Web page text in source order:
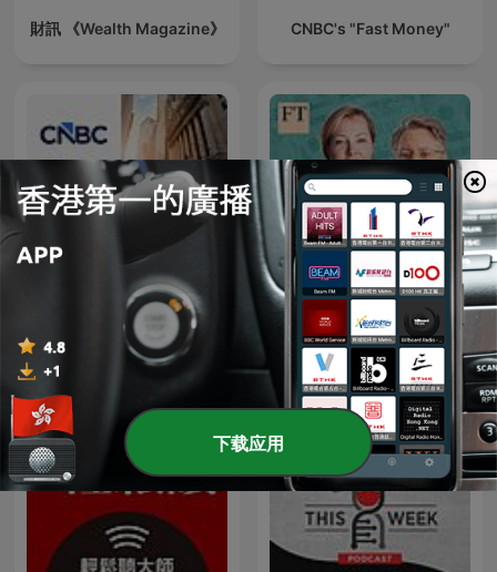
財訊 《Wealth Magazine》 CNBC's "Fast Money"
Closing Bell The Story of Money
下载应用